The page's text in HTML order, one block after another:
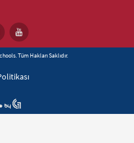
Tüm Hakları Saklıdır.